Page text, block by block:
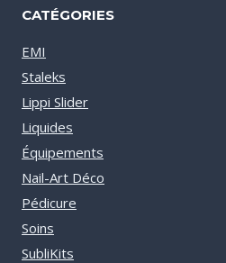
CATÉGORIES
EMI
Staleks
Lippi Slider
Liquides
Équipements
Nail-Art Déco
Pédicure
Soins
SubliKits